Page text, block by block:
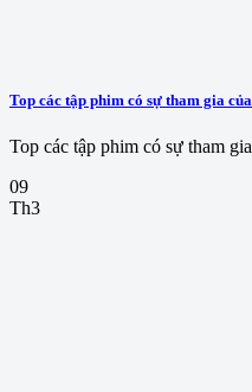
Top các tập phim có sự tham gia
Top các tập phim có sự tham
09
Th3